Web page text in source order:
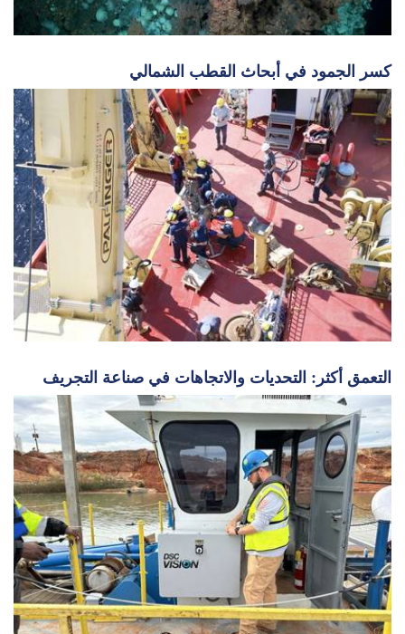
كسر الجمود في أبحاث القطب الشمالي
التعمق أكثر: التحديات والاتجاهات في صناعة التجريف